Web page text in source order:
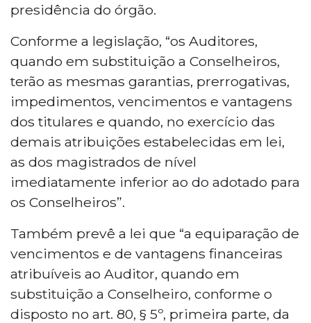
presidência do órgão.
Conforme a legislação, “os Auditores,
quando em substituição a Conselheiros,
terão as mesmas garantias, prerrogativas,
impedimentos, vencimentos e vantagens
dos titulares e quando, no exercício das
demais atribuições estabelecidas em lei,
as dos magistrados de nível
imediatamente inferior ao do adotado para
os Conselheiros”.
Também prevê a lei que “a equiparação de
vencimentos e de vantagens financeiras
atribuíveis ao Auditor, quando em
substituição a Conselheiro, conforme o
disposto no art. 80, § 5º, primeira parte, da